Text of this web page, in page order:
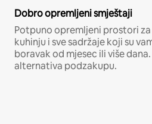
Dobro opremljeni smještaji
Potpuno opremljeni prostori
kuhinju i sve sadržaje koji su
boravak od mjesec ili više dana.
alternativa podzakupu.